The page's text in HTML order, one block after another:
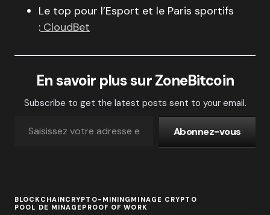
Le top pour l’Esport et le Paris sportifs
: CloudBet
En savoir plus sur ZoneBitcoin
Subscribe to get the latest posts sent to your email.
Abonnez-vous
BLOCKCHAINCRYPTO-MINING MINAGE CRYPTO
POOL DE MINAGEPROOF OF WORK